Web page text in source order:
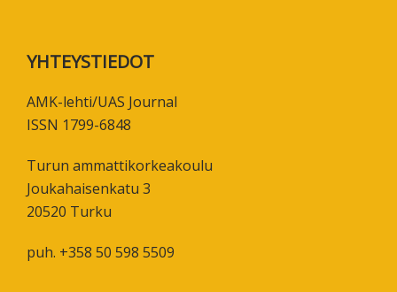
Footer
YHTEYSTIEDOT
AMK-lehti/UAS Journal
ISSN 1799-6848
Turun ammattikorkeakoulu
Joukahaisenkatu 3
20520 Turku
puh. +358 50 598 5509